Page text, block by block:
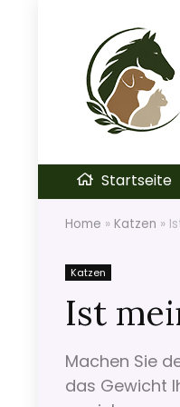
Startseite
Home » Katzen »
Katzen
Ist
Machen Sie
das Gewicht